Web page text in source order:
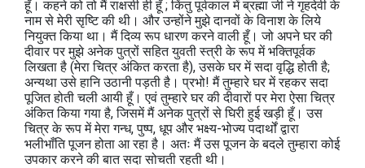
हूँ। कहने को तो मैं राक्षसी ही हूँ ; किंतु पूर्वकाल में ब्रह्मा जी ने गृहदेवी के
नाम से मेरी सृष्टि की थी। और उन्होंने मुझे दानवों के विनाश के लिये
नियुक्त किया था। मैं दिव्य रूप धारण करने वाली हूँ। जो अपने घर की
दीवार पर मुझे अनेक पुत्रों सहित युवती स्त्री के रूप में भक्तिपूर्वक
लिखता है (मेरा चित्र अंकित करता है), उसके घर में सदा वृद्धि होती है;
अन्यथा उसे हानि उठानी पड़ती है। प्रभो! मैं तुम्हारे घर में रहकर सदा
पूजित होती चली आयी हूँ। एवं तुम्हारे घर की दीवारों पर मेरा ऐसा चित्र
अंकित किया गया है, जिसमें मैं अनेक पुत्रों से घिरी हुई खड़ी हूँ। उस
चित्र के रूप में मेरा गन्ध, पुष्प, धूप और भक्ष्य-भोज्य पदार्थों द्वारा
भलीभाँति पूजन होता आ रहा है। अतः मैं उस पूजन के बदले तुम्हारा कोई
उपकार करने की बात सदा सोचती रहती थी।